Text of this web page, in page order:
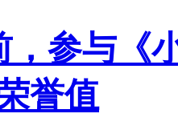
，参与《
誉值